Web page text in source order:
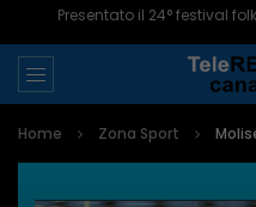
Presentato il 24° festival
Home Zona Sport